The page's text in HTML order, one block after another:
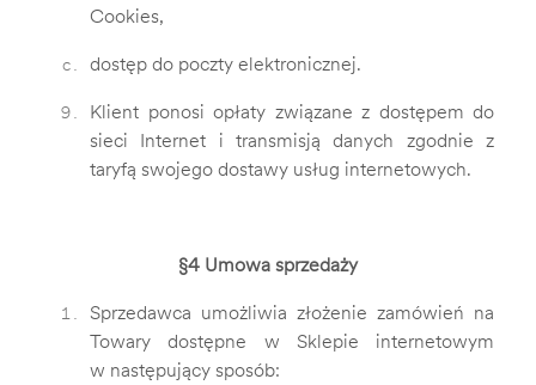
Cookies,
dostęp do poczty elektronicznej.
Klient ponosi opłaty związane z dostępem do
sieci Internet i transmisją danych zgodnie z
taryfą swojego dostawy usług internetowych.
§4 Umowa sprzedaży
Sprzedawca umożliwia złożenie zamówień na
Towary dostępne w Sklepie internetowym
w następujący sposób: